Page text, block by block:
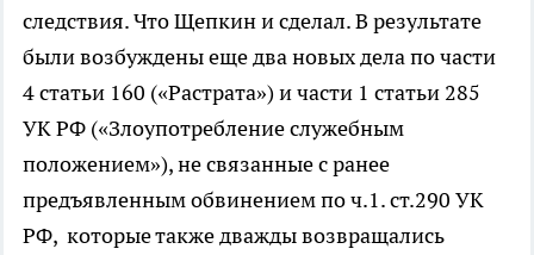
следствия. Что Щепкин и сделал. В результате
были возбуждены еще два новых дела по части
4 статьи 160 («Растрата») и части 1 статьи 285
УК РФ («Злоупотребление служебным
положением»), не связанные с ранее
предъявленным обвинением по ч.1. ст.290 УК
РФ, которые также дважды возвращались